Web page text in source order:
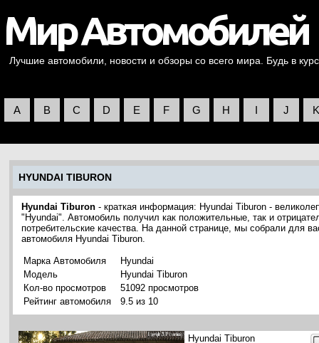
Лучшие автомобили, новости и обзоры со всего мира. Будь в
A B C D E F G H I J K
HYUNDAI TIBURON
Hyundai Tiburon - краткая информация: Hyundai Tiburon -
"Hyundai". Автомобиль получил как положительные, так и
потребительские качества. На данной странице, мы собрали для
автомобиля Hyundai Tiburon.
Марка Автомобиля
Hyundai
Модель
Hyundai Tiburon
Кол-во просмотров
51092 просмотров
Рейтинг автомобиля
9.5 из 10
Hyundai Tiburon